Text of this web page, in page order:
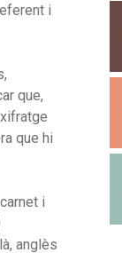
i
que,
que hi
i
anglès